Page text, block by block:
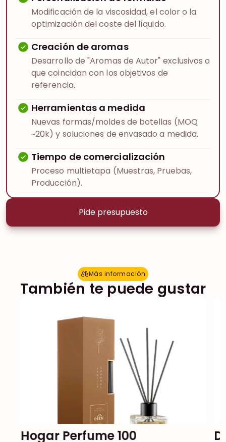
Modificación de la viscosidad, el color o la
optimización del coste del líquido.
Creación de aromas
Desarrollo de "Aromas de Autor" exclusivos o
que coincidan con los objetivos de
referencia.
Herramientas a medida
Nuevas formas/moldes de botellas (MOQ
~20k) y soluciones de envasado a medida.
Tiempo de comercialización
Proceso multietapa (Muestras, Pruebas,
Producción).
Pide presupuesto
Más información
Más información
También te puede gustar
Hogar Perfume 100
Difusor de juncos DECOR con